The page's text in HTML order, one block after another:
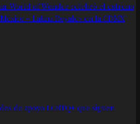
World of Wonder celebró el estreno
– Latina Royale» en la CDMX
de apoyo LGBTQ+ que siguen